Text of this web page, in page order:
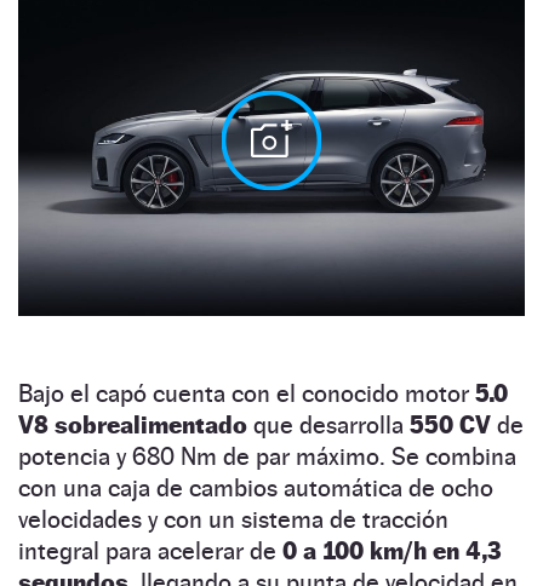
Bajo el capó cuenta con el conocido motor 5.0
V8 sobrealimentado que desarrolla 550 CV de
potencia y 680 Nm de par máximo. Se combina
con una caja de cambios automática de ocho
velocidades y con un sistema de tracción
integral para acelerar de 0 a 100 km/h en 4,3